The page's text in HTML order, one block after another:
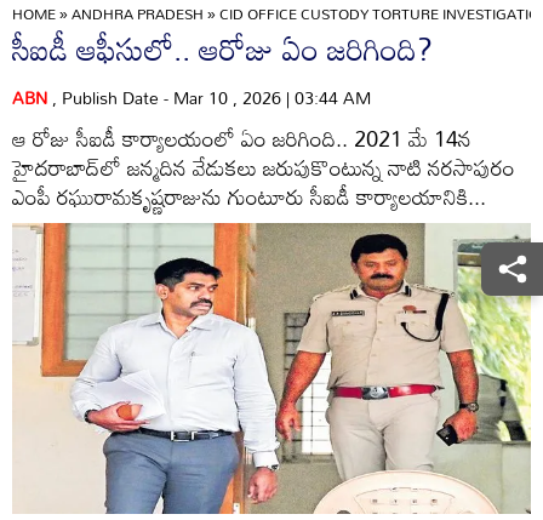
HOME»ANDHRA PRADESH»CID OFFICE CUSTODY TORTURE
సీఐడీ ఆఫీసులో.. ఆరోజు ఏం జరిగింది?
ABN, Publish Date - Mar 10 , 2026 | 03:44 AM
ఆ రోజు సీఐడీ కార్యాలయంలో ఏం జరిగింది.. 2021 మే 14న
హైదరాబాద్‌లో జన్మదిన వేడుకలు జరుపుకొంటున్న నాటి నరసాపురం
ఎంపీ రఘురామకృష్ణరాజును గుంటూరు సీఐడీ కార్యాలయానికి...